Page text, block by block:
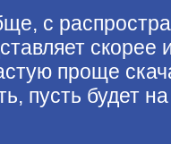
с
скорее
проще
пусть будет